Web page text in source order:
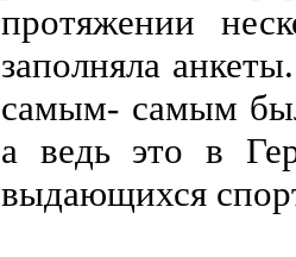
протяжении
заполняла
самым- самым
а ведь это в
выдающихся